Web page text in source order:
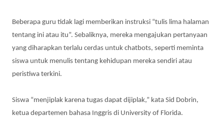
Beberapa guru tidak lagi memberikan instruksi “tulis lima halaman
tentang ini atau itu”. Sebaliknya, mereka mengajukan pertanyaan
yang diharapkan terlalu cerdas untuk chatbots, seperti meminta
siswa untuk menulis tentang kehidupan mereka sendiri atau
peristiwa terkini.
Siswa “menjiplak karena tugas dapat dijiplak,” kata Sid Dobrin,
ketua departemen bahasa Inggris di University of Florida.